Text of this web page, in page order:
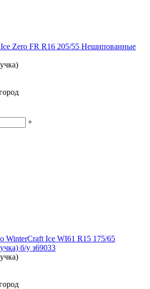
Zero FR R16 205/55 Нешипованные
+
Ice WI61 R15 175/65
б/у з69033